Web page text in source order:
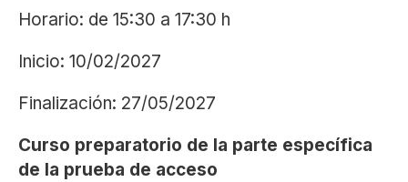
Horario: de 15:30 a 17:30 h
Inicio: 10/02/2027
Finalización: 27/05/2027
Curso preparatorio de la parte específica
de la prueba de acceso